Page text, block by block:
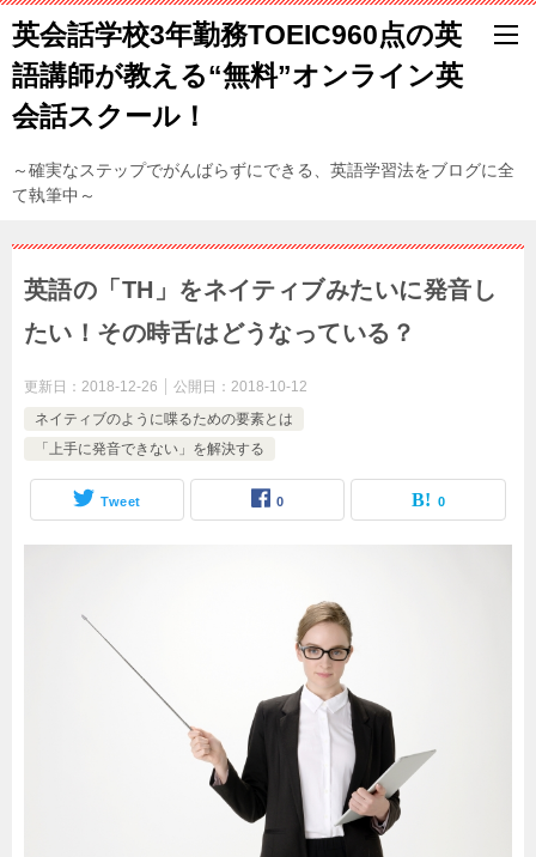
英会話学校3年勤務TOEIC960点の英
語講師が教える“無料”オンライン英
会話スクール！
～確実なステップでがんばらずにできる、英語学習法をブログに全
て執筆中～
英語の「TH」をネイティブみたいに発音し
たい！その時舌はどうなっている？
更新日： 2018-12-26 公開日： 2018-10-12
ネイティブのように喋るための要素とは
「上手に発音できない」を解決する
Tweet 0 0